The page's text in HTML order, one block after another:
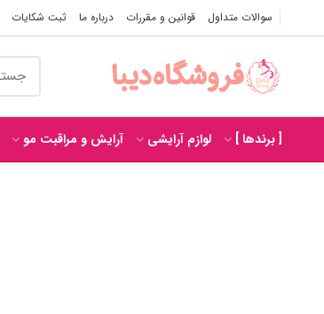
سوالات متداول قوانین و مقررات درباره ما ثبت شکایات
[ برندها ] لوازم آرایشی آرایش و مراقبت مو